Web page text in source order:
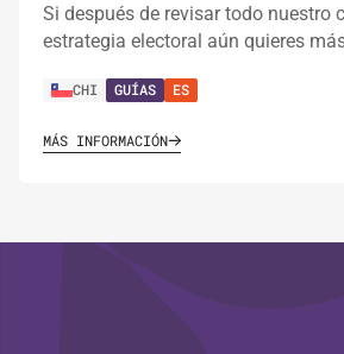
Si después de revisar todo nuestro
estrategia electoral aún quieres
CHI GUÍAS ES
MÁS INFORMACIÓN